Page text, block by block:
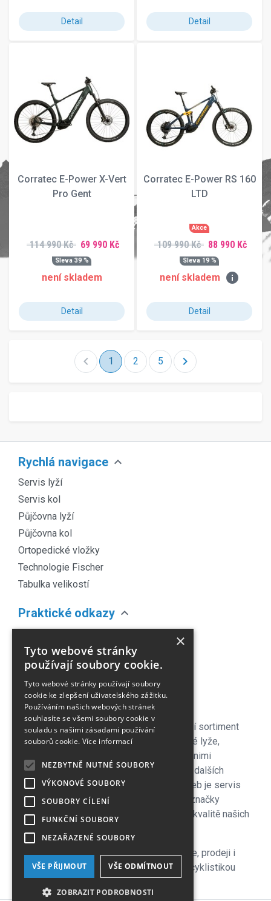
Detail Detail
Corratec E-Power X-Vert
Pro Gent
114 990 Kč 69 990 Kč
Sleva 39 %
není skladem
Detail
Corratec E-Power RS 160
LTD
Akce
109 990 Kč 88 990 Kč
Sleva 19 %
není skladem info
Detail
chevron_left 1 2 5 chevron_right
Rychlá navigace expand_more
Servis lyží
Servis kol
Půjčovna lyží
Půjčovna kol
Ortopedické vložky
Technologie Fischer
Tabulka velikostí
Praktické odkazy expand_more
Náš Blog
Obchodní podmínky
Časté dotazy
Kontakt
Pro naše zákazníky je připraven kompletní sortiment
lyžařského vybavení - sjezdové a bežecké lyže,
lyžařské a běžecké boty, snowboardy a s nimi
související vybavení, oblečení a celá řada dalších
doplňků. Důležitou součástí zimních služeb je servis
lyží i snowboardů na špičkových strojích značky
Wintersteiger zkušenými servismeny. Na kvalitě našich
servisů si velmi zakládáme!
V letní sezoně se plně věnujeme cyklistice, prodeji i
servisu kol a nabízíme veškeré služby s cyklistikou
související, včetně půjčovny.
×
Tyto webové stránky
používají soubory cookie.
Tyto webové stránky používají soubory
cookie ke zlepšení uživatelského zážitku.
Používáním našich webových stránek
souhlasíte se všemi soubory cookie v
souladu s našimi zásadami používání
souborů cookie. Více informací
NEZBYTNĚ NUTNÉ SOUBORY
VÝKONOVÉ SOUBORY
SOUBORY CÍLENÍ
FUNKČNÍ SOUBORY
NEZAŘAZENÉ SOUBORY
VŠE PŘIJMOUT VŠE ODMÍTNOUT
ZOBRAZIT PODROBNOSTI